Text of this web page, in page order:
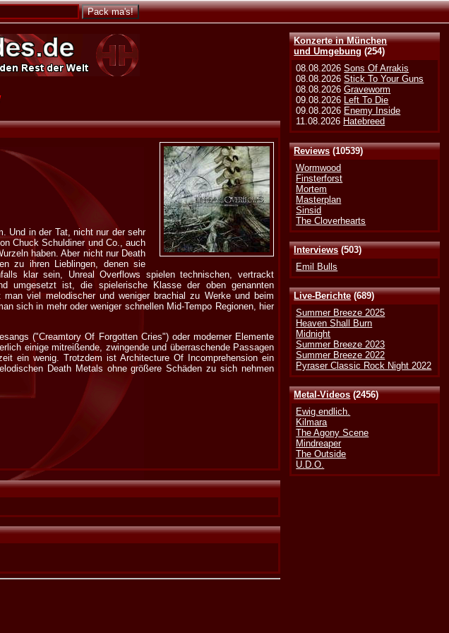
Konzerte in München
und Umgebung (254)
08.08.2026Sons Of Arrakis
08.08.2026Stick To Your Guns
08.08.2026Graveworm
09.08.2026 Left To Die
09.08.2026 Enemy Inside
11.08.2026 Hatebreed
Reviews(10539)
Wormwood
Finsterforst
Mortem
Masterplan
Sinsid
The Cloverhearts
Interviews(503)
Emil Bulls
Live-Berichte(689)
Summer Breeze 2025
Heaven Shall Burn
Midnight
Summer Breeze 2023
Summer Breeze 2022
Pyraser Classic Rock Night 2022
Metal-Videos(2456)
Ewig.endlich.
Kilmara
The Agony Scene
Mindreaper
The Outside
U.D.O.
Und in der Tat, nicht nur der sehr
Chuck Schuldiner und Co., auch
haben. Aber nicht nur Death
zu ihren Lieblingen, denen sie
klar sein, Unreal Overflows spielen technischen, vertrackt
umgesetzt ist, die spielerische Klasse der oben genannten
viel melodischer und weniger brachial zu Werke und beim
sich in mehr oder weniger schnellen Mid-Tempo Regionen, hier
("Creamtory Of Forgotten Cries") oder moderner Elemente
einige mitreißende, zwingende und überraschende Passagen
ein wenig. Trotzdem ist Architecture Of Incomprehension ein
Death Metals ohne größere Schäden zu sich nehmen